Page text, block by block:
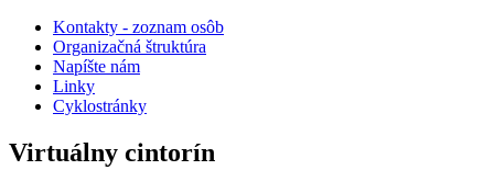
Kontakty - zoznam osôb
Organizačná štruktúra
Napíšte nám
Linky
Cyklostránky
Virtuálny cintorín